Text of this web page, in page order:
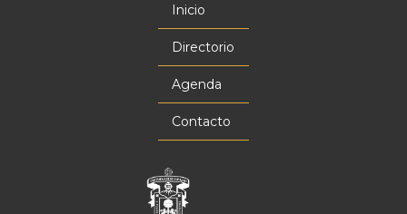
Inicio
Directorio
Agenda
Contacto